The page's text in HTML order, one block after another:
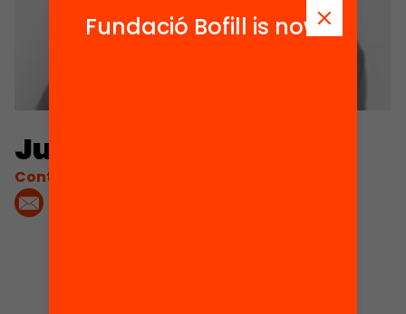
Judit Onsès
Contacta'm:
Fundació Bofill is now